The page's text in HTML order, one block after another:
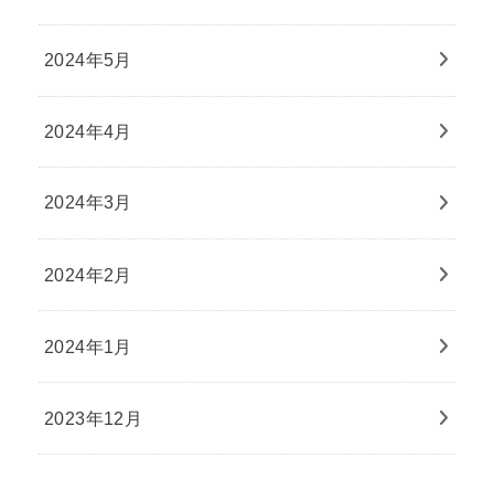
2024年5月
2024年4月
2024年3月
2024年2月
2024年1月
2023年12月